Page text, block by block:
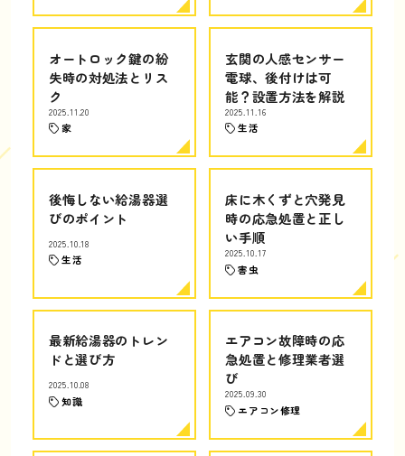
オートロック鍵の紛
失時の対処法とリス
ク
2025.11.20
家
玄関の人感センサー
電球、後付けは可
能？設置方法を解説
2025.11.16
生活
後悔しない給湯器選
びのポイント
2025.10.18
生活
床に木くずと穴発見
時の応急処置と正し
い手順
2025.10.17
害虫
最新給湯器のトレン
ドと選び方
2025.10.08
知識
エアコン故障時の応
急処置と修理業者選
び
2025.09.30
エアコン修理